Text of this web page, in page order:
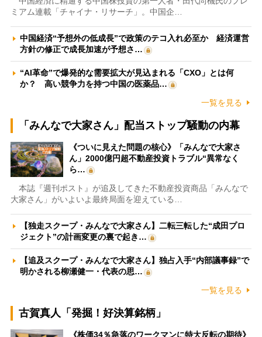
ミアム連載「チャイナ・リサーチ」。中国企…
中国経済“予想外の低成長”で政策のテコ入れ必至か 経済運営
方針の修正で成長加速が予想さ…
“AI革命”で爆発的な需要拡大が見込まれる「CXO」とは何
か？ 高い競争力を持つ中国の医薬品…
一覧を見る
「みんなで大家さん」配当ストップ騒動の内幕
《ついに見えた問題の核心》「みんなで大家さ
ん」2000億円超不動産投資トラブル“異常なく
ら…
本誌『週刊ポスト』が追及してきた不動産投資商品「みんなで
大家さん」がいよいよ最終局面を迎えている…
【独走スクープ・みんなで大家さん】二転三転した“成田プロ
ジェクト”の計画変更の裏で起き…
【追及スクープ・みんなで大家さん】独占入手“内部議事録”で
明かされる柳瀬健一・代表の思…
一覧を見る
古賀真人「発掘！好決算銘柄」
《株価34％急落のワークマンに特大反転の期待》